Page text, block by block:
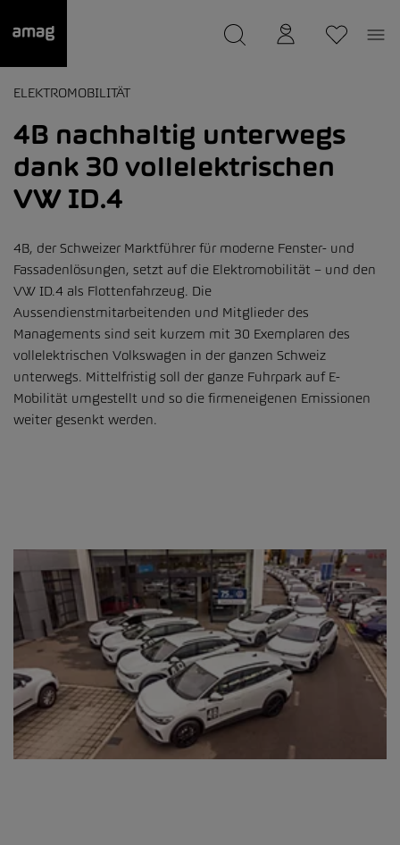
wurde als Ihre Garage gespeichert.
ELEKTROMOBILITÄT
4B nachhaltig unterwegs
dank 30 vollelektrischen
VW ID.4
4B, der Schweizer Marktführer für moderne Fenster- und
Fassadenlösungen, setzt auf die Elektromobilität – und den
VW ID.4 als Flottenfahrzeug. Die
Aussendienstmitarbeitenden und Mitglieder des
Managements sind seit kurzem mit 30 Exemplaren des
vollelektrischen Volkswagen in der ganzen Schweiz
unterwegs. Mittelfristig soll der ganze Fuhrpark auf E-
Mobilität umgestellt und so die firmeneigenen Emissionen
weiter gesenkt werden.